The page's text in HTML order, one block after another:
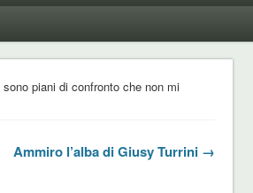
piani di confronto che non mi
Ammiro l’alba di Giusy Turrini →